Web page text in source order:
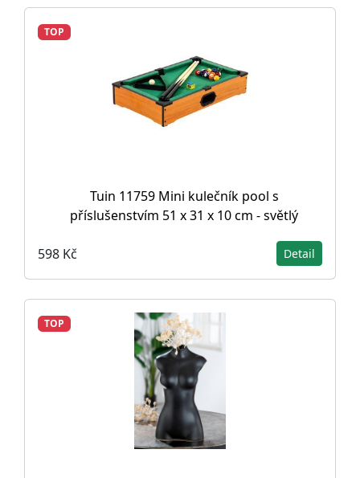
TOP
Tuin 11759 Mini kulečník pool s
příslušenstvím 51 x 31 x 10 cm - světlý
598 Kč Detail
TOP